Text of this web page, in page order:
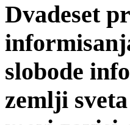
Dvadeset
slobode
zemlji